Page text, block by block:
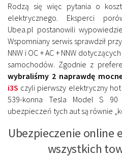
Rodzą się więc pytania o
elektrycznego. Eksperci
Ubea.pl postanowili
Wspomniany serwis sprawdził
NNW i OC + AC + NNW
samochodów. Zgodnie z
wybraliśmy 2 naprawdę
i3S czyli pierwszy elektryczny
539-konna Tesla Model S
ubezpieczeń tych aut są równie
Ubezpieczenie online
wszystkich